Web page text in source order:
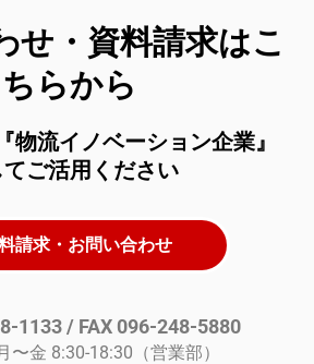
せ・資料請求はこ
ちらから
物流イノベーション企業』
請求・お問い合わせ
1133 / FAX 096-248-5880